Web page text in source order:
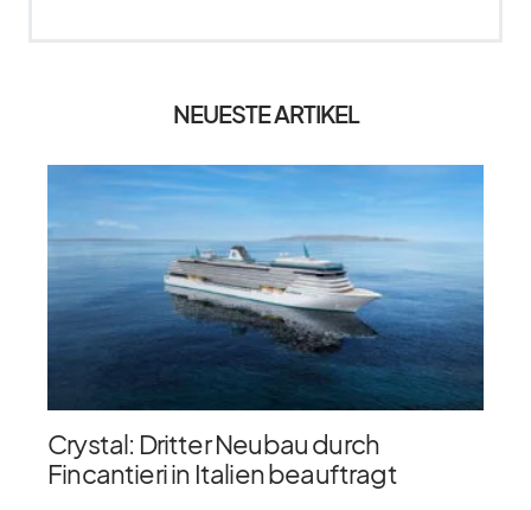
NEUESTE ARTIKEL
Crystal: Dritter Neubau durch
Fincantieri in Italien beauftragt